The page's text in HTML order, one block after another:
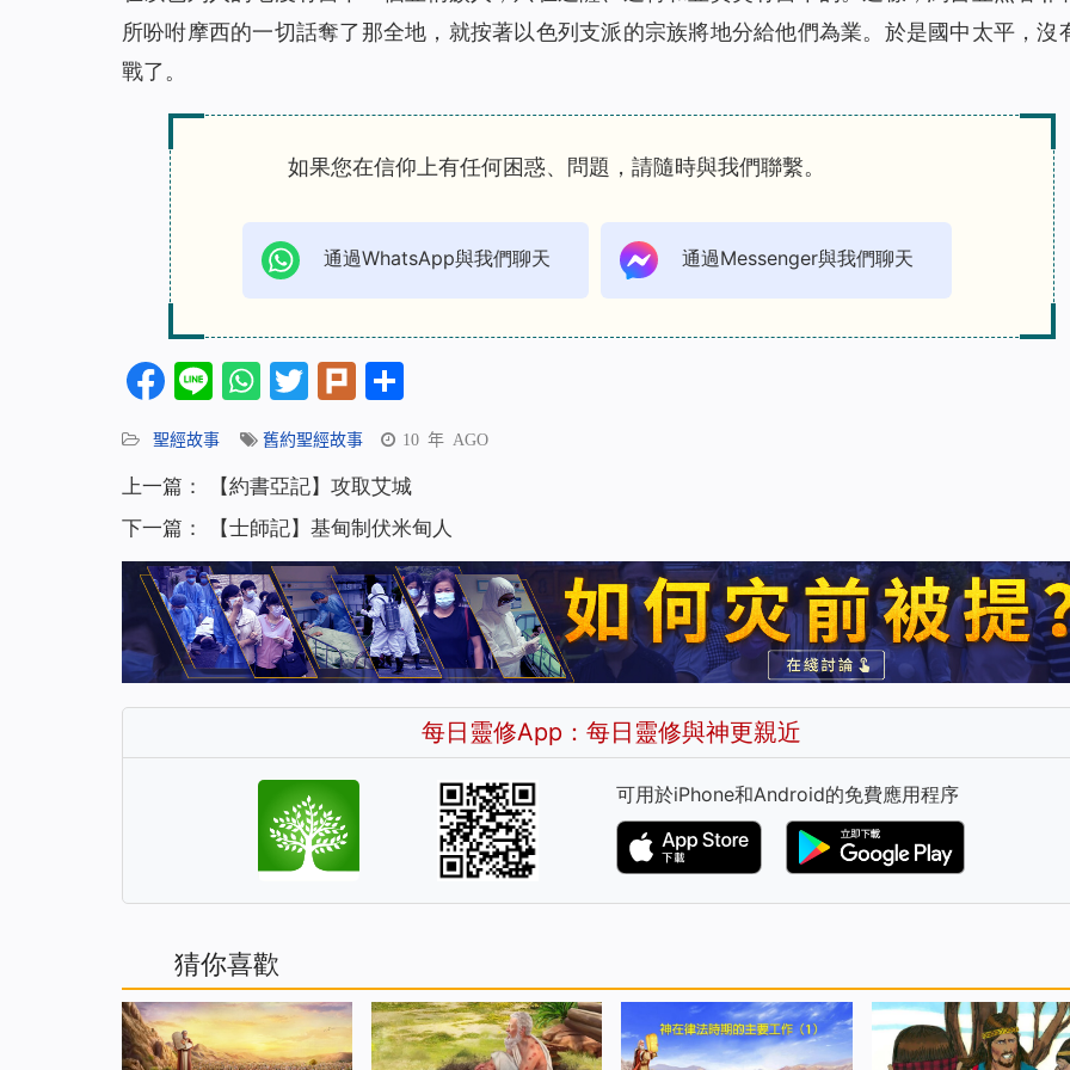
所吩咐摩西的一切話奪了那全地，就按著以色列支派的宗族將地分給他們為業。於是國中太平，沒
戰了。
如果您在信仰上有任何困惑、問題，請隨時與我們聯繫。
通過WhatsApp與我們聊天 通過Messenger與我們聊天
Facebook
LineWhatsApp
Twitter
Plurk
享
聖經故事 舊約聖經故事 10 年 AGO
上一篇：
【約書亞記】攻取艾城
下一篇：
【士師記】基甸制伏米甸人
每日靈修App：每日靈修與神更親近
可用於iPhone和Android的免費應用程序
猜你喜歡